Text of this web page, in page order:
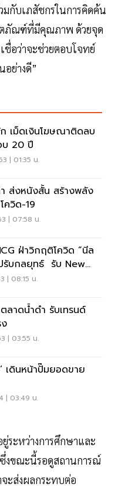
กับเภสัชกรในการคิดค้น
ตภัณฑ์ที่มีคุณภาพ ด้วยจุด
ชื่อว่าจะช่วยตอบโจทย์
อย่างดี”
เม็ดเงินโฆษณาติดลบ
บ 20 ปี
| 01:35 น.
า ส่งหนังสั้น สร้างพลัง
ควิด-19
| 07:58 น.
ฝ่าวิกฤติโควิด “นีล
ลยุทธ์ รับ New
| 08:15 น.
ลาดน้ำดำ รับเทรนด์
| 03:55 น.
’ เดินหน้าปั๊มยอดขาย
| 03:49 น.
ะหว่างการศึกษาและ
งขณะนี้รอดูสถานการณ์
จะส่งผลกระทบต่อ